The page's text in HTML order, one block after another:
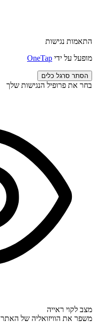
התאמות נגישות
מופעל על ידי OneTap
הסתר סרגל כלים
בחר את פרופיל הנגישות שלך
מצב לקוי ראייה
משפר את הוויזואליה של האתר